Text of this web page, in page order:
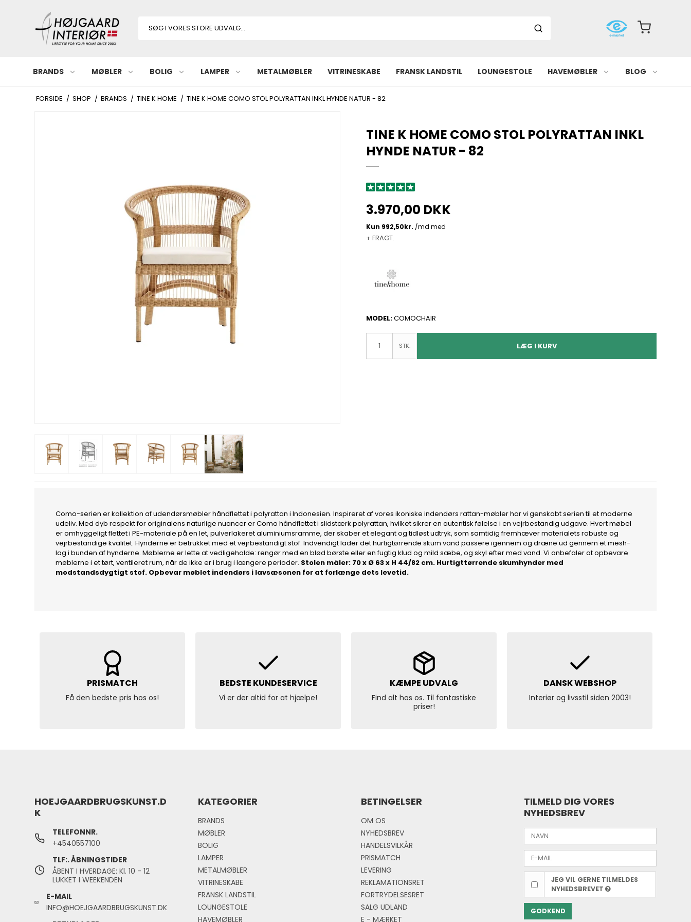
BRANDS MØBLER BOLIG LAMPER METALMØBLER VITRINESKABE FRANSK LANDSTIL LOUNGESTOLE HAVEMØBLER BLOG
FORSIDE / SHOP / BRANDS / TINE K HOME / TINE K HOME COMO STOL POLYRATTAN INKL HYNDE NATUR - 82
TINE K HOME COMO STOL POLYRATTAN INKL
HYNDE NATUR - 82
3.970,00 DKK
+ FRAGT.
MODEL:COMOCHAIR
STK. LÆG I KURV
Como-serien er kollektion af udendørsmøbler håndflettet i polyrattan i Indonesien. Inspireret af vores ikoniske indendørs rattan-møbler har vi genskabt serien til et moderne
udeliv. Med dyb respekt for originalens naturlige nuancer er Como håndflettet i slidstærk polyrattan, hvilket sikrer en autentisk følelse i en vejrbestandig udgave. Hvert møbel
er omhyggeligt flettet i PE-materiale på en let, pulverlakeret aluminiumsramme, der skaber et elegant og tidløst udtryk, som samtidig fremhæver materialets robuste og
vejrbestandige kvalitet. Hynderne er betrukket med et vejrbestandigt stof. Indvendigt lader det hurtigtørrende skum vand passere igennem og dræne ud gennem et mesh-
lag i bunden af hynderne. Møblerne er lette at vedligeholde: rengør med en blød børste eller en fugtig klud og mild sæbe, og skyl efter med vand. Vi anbefaler at opbevare
møblerne i et tørt, ventileret rum, når de ikke er i brug i længere perioder. Stolen måler: 70 x Ø 63 x H 44/82 cm. Hurtigttørrende skumhynder med
modstandsdygtigt stof. Opbevar møblet indendørs i lavsæsonen for at forlænge dets levetid.
PRISMATCH
Få den bedste pris hos os!
BEDSTE KUNDESERVICE
Vi er der altid for at hjælpe!
KÆMPE UDVALG
Find alt hos os. Til fantastiske
priser!
DANSK WEBSHOP
Interiør og livsstil siden 2003!
HOEJGAARDBRUGSKUNST.D
K
TELEFONNR.
+4540557100
TLF:. ÅBNINGSTIDER
ÅBENT I HVERDAGE: Kl. 10 - 12
LUKKET I WEEKENDEN
E-MAIL
INFO@HOEJGAARDBRUGSKUNST.DK
KATEGORIER
BRANDS
MØBLER
BOLIG
LAMPER
METALMØBLER
VITRINESKABE
FRANSK LANDSTIL
LOUNGESTOLE
HAVEMØBLER
BETINGELSER
OM OS
NYHEDSBREV
HANDELSVILKÅR
PRISMATCH
LEVERING
REKLAMATIONSRET
FORTRYDELSESRET
SALG UDLAND
E - MÆRKET
TILMELD DIG VORES
NYHEDSBREV
JEG VIL GERNE TILMELDES
NYHEDSBREVET
GODKEND